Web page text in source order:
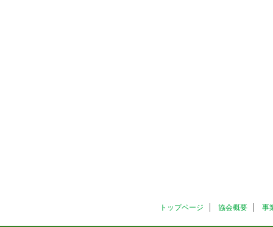
トップページ 協会概要 事